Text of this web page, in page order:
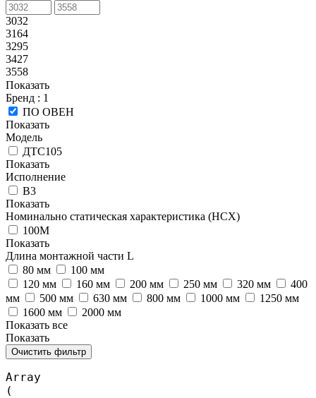
3032
3164
3295
3427
3558
Показать
Бренд : 1
ПО ОВЕН
Показать
Модель
ДТС105
Показать
Исполнение
В3
Показать
Номинально статическая характеристика (НСХ)
100М
Показать
Длина монтажной части L
80 мм
100 мм
120 мм
160 мм 200 мм 250 мм 320 мм
400
мм
500 мм 630 мм 800 мм 1000 мм
1250 мм
1600 мм
2000 мм
Показать все
Показать
Очистить фильтр
Array
(